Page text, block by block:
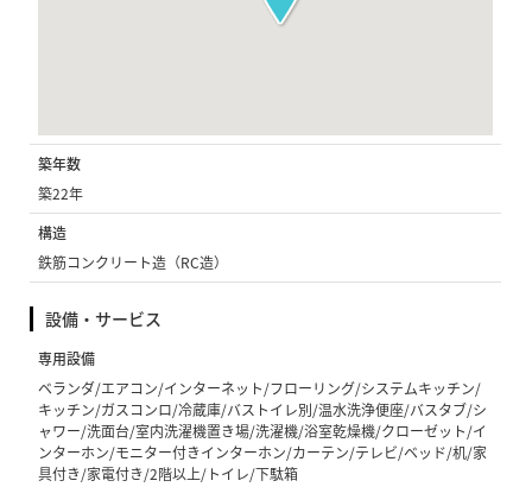
築年数
築22年
構造
鉄筋コンクリート造（RC造）
設備・サービス
専用設備
ベランダ/エアコン/インターネット/フローリング/システムキッチン/
キッチン/ガスコンロ/冷蔵庫/バストイレ別/温水洗浄便座/バスタブ/シ
ャワー/洗面台/室内洗濯機置き場/洗濯機/浴室乾燥機/クローゼット/イ
ンターホン/モニター付きインターホン/カーテン/テレビ/ベッド/机/家
具付き/家電付き/2階以上/トイレ/下駄箱